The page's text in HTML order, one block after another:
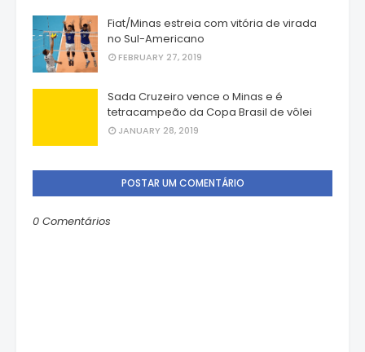
Fiat/Minas estreia com vitória de virada
no Sul-Americano
FEBRUARY 27, 2019
Sada Cruzeiro vence o Minas e é
tetracampeão da Copa Brasil de vôlei
JANUARY 28, 2019
POSTAR UM COMENTÁRIO
0 Comentários